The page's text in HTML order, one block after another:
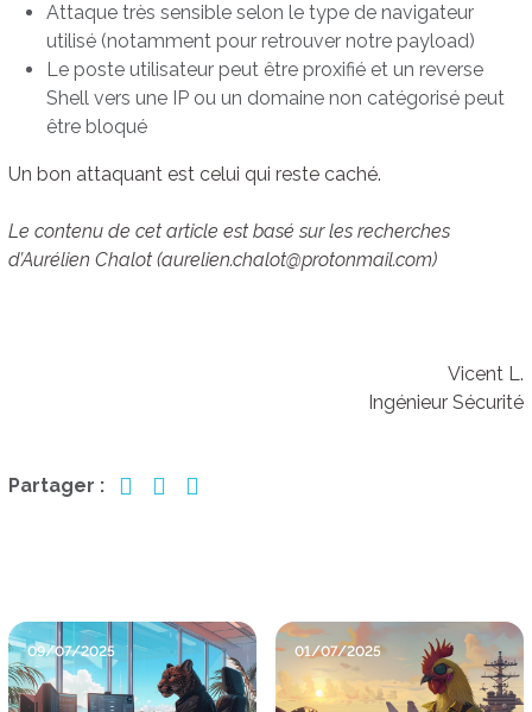
Attaque très sensible selon le type de navigateur
utilisé (notamment pour retrouver notre payload)
Le poste utilisateur peut être proxifié et un reverse
Shell vers une IP ou un domaine non catégorisé peut
être bloqué
Un bon attaquant est celui qui reste caché.
Le contenu de cet article est basé sur les recherches
d’Aurélien Chalot (aurelien.chalot@protonmail.com)
Vicent L.
Ingénieur Sécurité
Partager :
09/07/2025 01/07/2025